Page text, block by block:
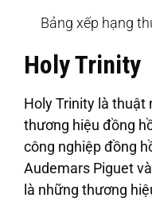
Bảng xếp hạng
Holy Trinity
Holy Trinity là thuật
thương hiệu đồng
công nghiệp đồng
Audemars Piguetvà
là những thương